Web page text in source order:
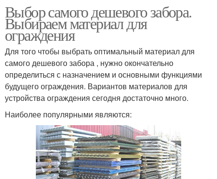
Выбор самого дешевого забора.
Выбираем материал для
ограждения
Для того чтобы выбрать оптимальный материал для
самого дешевого забора , нужно окончательно
определиться с назначением и основными функциями
будущего ограждения. Вариантов материалов для
устройства ограждения сегодня достаточно много.
Наиболее популярными являются: